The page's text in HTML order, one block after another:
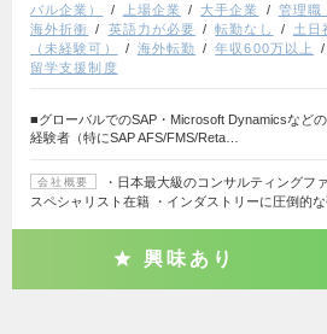
バル企業）
上場企業 大手企業 管理職
海外折衝
英語力が必要 転勤なし 土日
（未経験可）
海外転勤 年収600万以上
留学支援制度
■グローバルでのSAP・Microsoft Dynamicsなど
経験者（特にSAP AFS/FMS/Reta…
会社概要
・日本最大級のコンサルティング
スペシャリスト在籍 ・インダストリーに圧倒的
興味あり